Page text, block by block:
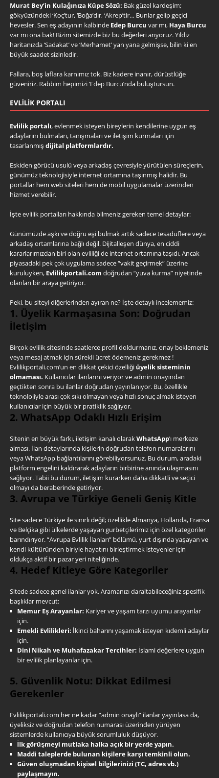
Murat Bey’in Kulağınıza Küpe Sözü: Bak güzel kardeşim;
gökyüzündeki ‘Koç’tur, ‘Boğa’dır, ‘Akrep’tir… Bunlar gelip geçici
hevesler. Sen eş adayının kalbinde Edep Burcu var mı, Haya Burcu
var mı ona bak! Bizim sitemizde biz bu değerleri arıyoruz. Yıldız
haritanızda ‘Sadakat’ ve ‘Merhamet’ yan yana gelmişse, bilin ki en
büyük saadet sizinledir.
Fallara, boş laflara karnımız tok. Biz kadere inanır, dürüstlüğe
güveniriz. Rabbim hepimizi ‘Edep Burcu’nda buluştursun.
EVLILIK PORTALI
Evlilik portalı, evlenmek isteyen bireylerin kendilerine uygun eş
adaylarını bulmaları, tanışmaları ve iletişim kurmaları için
tasarlanmış dijital platformlardır.
Eskiden görücü usulü veya arkadaş çevresiyle yürütülen süreçlerin,
günümüz teknolojisiyle internet ortamına taşınmış halidir. Bu
portallar hem web siteleri hem de mobil uygulamalar üzerinden
hizmet verebilir.
İşte evlilik portalları hakkında bilmeniz gereken temel detaylar:
Günümüzde aşkı ve doğru eşi bulmak artık sadece tesadüflere veya
arkadaş ortamlarına bağlı değil. Dijitalleşen dünya, en ciddi
kararlarımızdan biri olan evliliği de internet ortamına taşıdı. Ancak
piyasadaki pek çok uygulama sadece “vakit geçirmek” üzerine
kuruluyken, Evlilikportali.com doğrudan “yuva kurma” niyetinde
olanları bir araya getiriyor.
Peki, bu siteyi diğerlerinden ayıran ne? İşte detaylı incelememiz:
1. Üyelik Karmaşasına Son: Doğrudan
İletişim
Birçok evlilik sitesinde saatlerce profil doldurmanız, onay beklemeniz
veya mesaj atmak için sürekli ücret ödemeniz gerekmez !
Evlilikportali.com’un en dikkat çekici özelliği üyelik sisteminin
olmaması. Kullanıcılar ilanlarını veriyor ve admin onayından
geçtikten sonra bu ilanlar doğrudan yayınlanıyor. Bu, özellikle
teknolojiyle arası çok sıkı olmayan veya hızlı sonuç almak isteyen
kullanıcılar için büyük bir pratiklik sağlıyor.
2. WhatsApp Odaklı Hızlı Erişim
Sitenin en büyük farkı, iletişim kanalı olarakWhatsApp’ı merkeze
alması. İlan detaylarında kişilerin doğrudan telefon numaralarını
veya WhatsApp bağlantılarını görebiliyorsunuz. Bu durum, aradaki
platform engelini kaldırarak adayların birbirine anında ulaşmasını
sağlıyor. Tabii bu durum, iletişim kurarken daha dikkatli ve seçici
olmayı da beraberinde getiriyor.
3. Avrupa ve Türkiye Geneli Geniş Kitle
Site sadece Türkiye ile sınırlı değil; özellikle Almanya, Hollanda, Fransa
ve Belçika gibi ülkelerde yaşayan gurbetçilerimiz için özel kategoriler
barındırıyor. “Avrupa Evlilik İlanları” bölümü, yurt dışında yaşayan ve
kendi kültüründen biriyle hayatını birleştirmek isteyenler için
oldukça aktif bir pazar yeri niteliğinde.
4. Hedef Kitleye Göre Kategoriler
Sitede sadece genel ilanlar yok. Aramanızı daraltabileceğiniz spesifik
başlıklar mevcut:
Memur Eş Arayanlar: Kariyer ve yaşam tarzı uyumu arayanlar
için.
Emekli Evlilikleri: İkinci baharını yaşamak isteyen kıdemli adaylar
için.
Dini Nikah ve Muhafazakar Tercihler: İslami değerlere uygun
bir evlilik planlayanlar için.
5. Güvenlik Notu: Dikkat Edilmesi
Gerekenler
Evlilikportali.com her ne kadar “admin onaylı” ilanlar yayınlasa da,
üyeliksiz ve doğrudan telefon numarası üzerinden yürüyen
sistemlerde kullanıcıya büyük sorumluluk düşüyor.
İlk görüşmeyi mutlaka halka açık bir yerde yapın.
Maddi taleplerde bulunan kişilere karşı temkinli olun.
Güven oluşmadan kişisel bilgilerinizi (TC, adres vb.)
paylaşmayın.